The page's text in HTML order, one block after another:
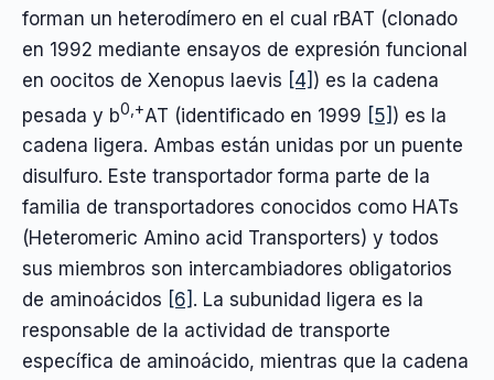
forman un heterodímero en el cual rBAT (clonado
en 1992 mediante ensayos de expresión funcional
en oocitos de Xenopus laevis [4] ) es la cadena
pesada y b0,+AT (identificado en 1999 [5] ) es la
cadena ligera. Ambas están unidas por un puente
disulfuro. Este transportador forma parte de la
familia de transportadores conocidos como HATs
(Heteromeric Amino acid Transporters) y todos
sus miembros son intercambiadores obligatorios
de aminoácidos [6] . La subunidad ligera es la
responsable de la actividad de transporte
específica de aminoácido, mientras que la cadena